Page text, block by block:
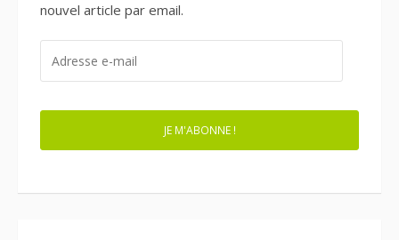
nouvel article par email.
MAIL
JE M'ABONNE !